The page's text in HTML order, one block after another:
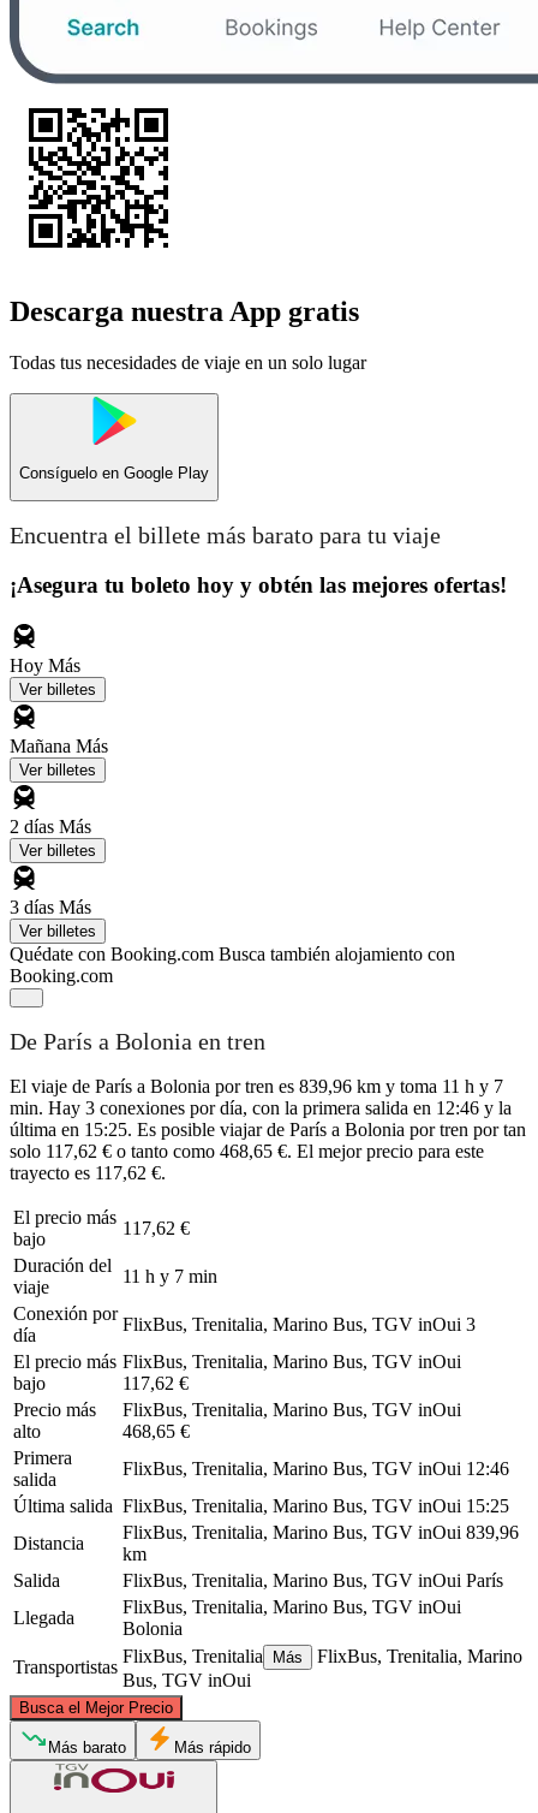
Descarga nuestra App gratis
Todas tus necesidades de viaje en un solo lugar
Consíguelo en Google Play
Encuentra el billete más barato para tu viaje
¡Asegura tu boleto hoy y obtén las mejores ofertas!
Hoy Más
Ver billetes
Mañana Más
Ver billetes
2 días Más
Ver billetes
3 días Más
Ver billetes
Quédate con Booking.com Busca también alojamiento con
Booking.com
De París a Bolonia en tren
El viaje de París a Bolonia por tren es 839,96 km y toma 11 h y 7
min. Hay 3 conexiones por día, con la primera salida en 12:46 y la
última en 15:25. Es posible viajar de París a Bolonia por tren por tan
solo 117,62 € o tanto como 468,65 €. El mejor precio para este
trayecto es 117,62 €.
El precio más
bajo
117,62 €
Duración del
viaje
11 h y 7 min
Conexión por
día
FlixBus, Trenitalia, Marino Bus, TGV inOui 3
El precio más
bajo
FlixBus, Trenitalia, Marino Bus, TGV inOui
117,62 €
Precio más
alto
FlixBus, Trenitalia, Marino Bus, TGV inOui
468,65 €
Primera
salida
FlixBus, Trenitalia, Marino Bus, TGV inOui 12:46
Última salida FlixBus, Trenitalia, Marino Bus, TGV inOui 15:25
Distancia
FlixBus, Trenitalia, Marino Bus, TGV inOui 839,96
km
Salida
FlixBus, Trenitalia, Marino Bus, TGV inOui París
Llegada
FlixBus, Trenitalia, Marino Bus, TGV inOui
Bolonia
Transportistas
FlixBus, Trenitalia Más
FlixBus, Trenitalia, Marino
Bus, TGV inOui
Busca el Mejor Precio
Más barato Más rápido